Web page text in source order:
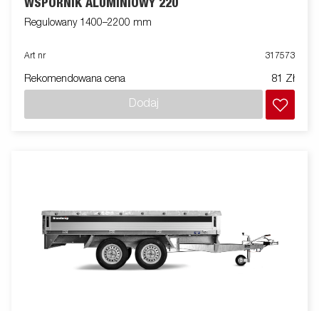
WSPORNIK ALUMINIOWY 220
Regulowany 1400–2200 mm
Art nr 317573
Rekomendowana cena 81 Zł
Dodaj